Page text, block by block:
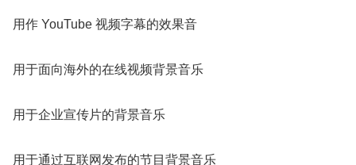
用作 YouTube 视频字幕的效果音
用于面向海外的在线视频背景音乐
用于企业宣传片的背景音乐
用于通过互联网发布的节目背景音乐